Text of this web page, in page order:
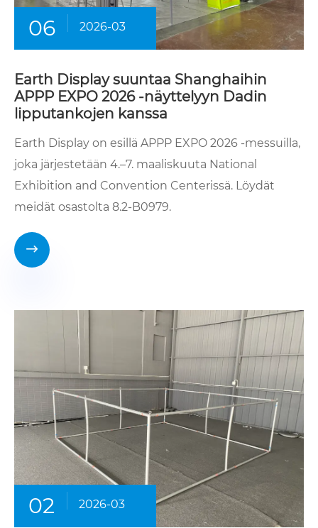
06 2026-03
Earth Display suuntaa Shanghaihin
APPP EXPO 2026 -näyttelyyn Dadin
lipputankojen kanssa
Earth Display on esillä APPP EXPO 2026 -messuilla,
joka järjestetään 4.–7. maaliskuuta National
Exhibition and Convention Centerissä. Löydät
meidät osastolta 8.2-B0979.

02 2026-03